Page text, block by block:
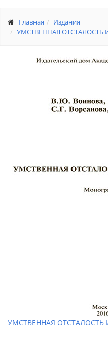
Главная
Издания
УМСТВЕННАЯ ОТСТАЛОСТЬ
УМСТВЕННАЯ